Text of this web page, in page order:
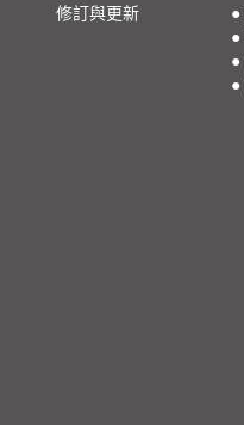
修訂與更新
●
●
●
●